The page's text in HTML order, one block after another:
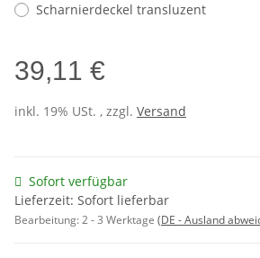
Scharnierdeckel transluzent
39,11 €
inkl. 19% USt. , zzgl. Versand
Sofort verfügbar
Lieferzeit: Sofort lieferbar
Bearbeitung:2 - 3 Werktage (DE - Ausland